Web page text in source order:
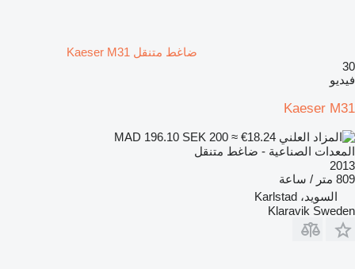
ضاغط متنقل Kaeser M31
30
فيديو
Kaeser M31
SEK 200 ≈ €18.24
المعدات الصناعية - ضاغط متنقل
2013
809 متر / ساعة
السويد، Karlstad
Klaravik Sweden